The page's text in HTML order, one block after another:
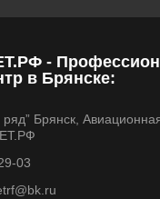
-
в Брянске:
ряд” Брянск,
03